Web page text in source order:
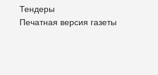
Тендеры
Печатная версия газеты